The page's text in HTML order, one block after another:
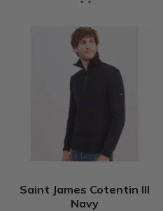
Saint James Cotentin III
Navy